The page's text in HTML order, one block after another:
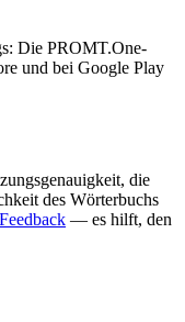
Die PROMT.One-
und bei Google Play
die
des Wörterbuchs
— es hilft, den